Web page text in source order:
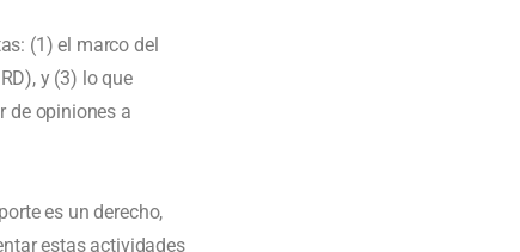
(1) el marco del
y (3) lo que
de opiniones a
es un derecho,
estas actividades